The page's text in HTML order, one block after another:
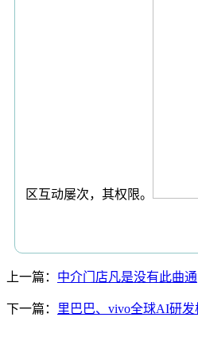
区互动屡次，其权限。
上一篇： 中介门店凡是没有此曲通
下一篇： 里巴巴、vivo全球AI研